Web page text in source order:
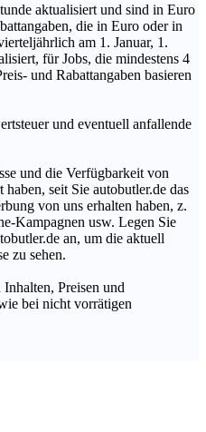
aktualisiert und sind in Euro
die in Euro oder in
am 1. Januar, 1.
für Jobs, die mindestens 4
und Rabattangaben basieren
und eventuell anfallende
und die Verfügbarkeit von
seit Sie autobutler.de das
von uns erhalten haben, z.
Kampagnen usw. Legen Sie
an, um die aktuell
zu sehen.
Preisen und
bei nicht vorrätigen